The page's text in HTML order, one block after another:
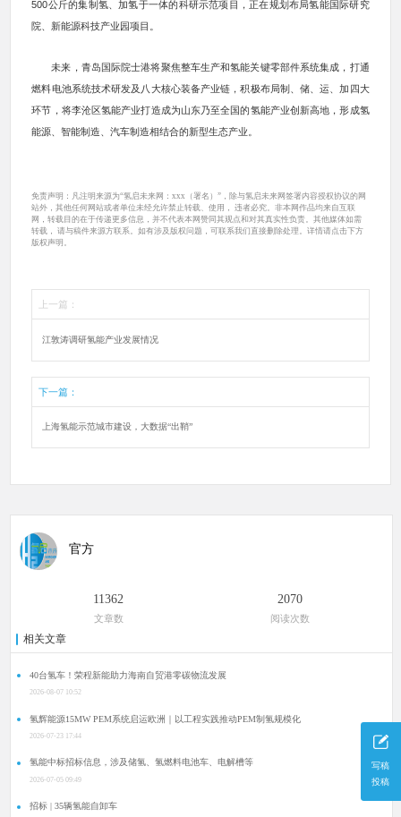
写稿
投稿
500公斤的集制氢、加氢于一体的科研示范项目，正在规划布局氢能国际研究
院、新能源科技产业园项目。
未来，青岛国际院士港将聚焦整车生产和氢能关键零部件系统集成，打通
燃料电池系统技术研发及八大核心装备产业链，积极布局制、储、运、加四大
环节，将李沧区氢能产业打造成为山东乃至全国的氢能产业创新高地，形成氢
能源、智能制造、汽车制造相结合的新型生态产业。
免责声明：凡注明来源为“氢启未来网：xxx（署名）”，除与氢启未来网签署内容授权协议的网
站外，其他任何网站或者单位未经允许禁止转载、使用， 违者必究。非本网作品均来自互联
网，转载目的在于传递更多信息，并不代表本网赞同其观点和对其真实性负责。其他媒体如需
转载， 请与稿件来源方联系。如有涉及版权问题，可联系我们直接删除处理。详情请点击下方
版权声明。
上一篇：
江敦涛调研氢能产业发展情况
下一篇：
上海氢能示范城市建设，大数据“出鞘”
官方
11362
文章数
2070
阅读次数
相关文章
40台氢车！荣程新能助力海南自贸港零碳物流发展
2026-08-07 10:52
氢辉能源15MW PEM系统启运欧洲｜以工程实践推动PEM制氢规模化
2026-07-23 17:44
氢能中标招标信息，涉及储氢、氢燃料电池车、电解槽等
2026-07-05 09:49
招标 | 35辆氢能自卸车